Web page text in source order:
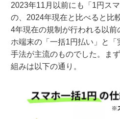
2023年11月以前にも「1円ス
の、2024年現在と比べると比
4年現在の規制が行われる以
ホ端末の「一括1円払い」と
手法が主流のものでした。ま
組みは以下の通り。